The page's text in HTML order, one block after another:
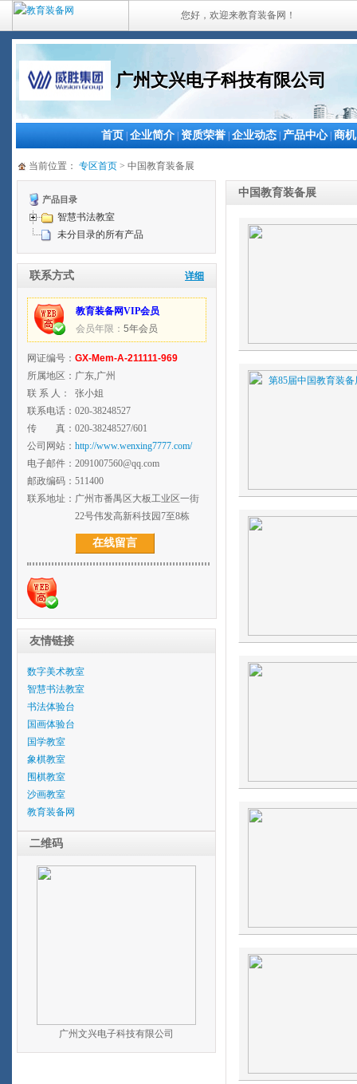
您好，欢迎来教育装备网！
广州文兴电子科技有限公司
首页 企业简介 资质荣誉 企业动态 产品中心| 商机
当前位置： 专区首页 > 中国教育装备展
产品目录
智慧书法教室
未分目录的所有产品
联系方式 详细
教育装备网VIP会员
会员年限： 5年会员
网证编号： GX-Mem-A-211111-969
所属地区： 广东,广州
联 系 人：
张小姐
联系电话： 020-38248527
传 真： 020-38248527/601
公司网站： http://www.wenxing7777.com/
电子邮件： 2091007560@qq.com
邮政编码： 511400
联系地址： 广州市番禺区大板工业区一街
22号伟发高新科技园7至8栋
在线留言
友情链接
数字美术教室
智慧书法教室
书法体验台
国画体验台
国学教室
象棋教室
围棋教室
沙画教室
教育装备网
二维码
广州文兴电子科技有限公司
中国教育装备展